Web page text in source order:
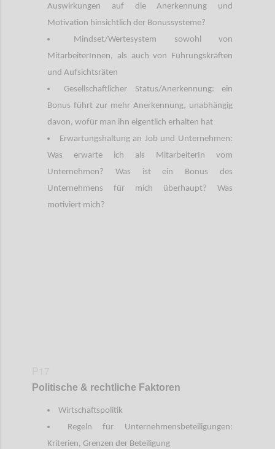
Auswirkungen auf die Anerkennung und
Motivation hinsichtlich der Bonussysteme?
Mindset/Wertesystem sowohl von
MitarbeiterInnen, als auch von Führungskräften
und Aufsichtsräten
Gesellschaftlicher Status/Anerkennung: ein
Bonus führt zur mehr Anerkennung, unabhängig
davon, wofür man ihn eigentlich erhalten hat
Erwartungshaltung an Job und Unternehmen:
Was erwarte ich als MitarbeiterIn vom
Unternehmen? Was ist ein Bonus des
Unternehmens für mich überhaupt? Was
motiviert mich?
Politische & rechtliche Faktoren
Wirtschaftspolitik
Regeln für Unternehmensbeteiligungen:
Kriterien, Grenzen der Beteiligung